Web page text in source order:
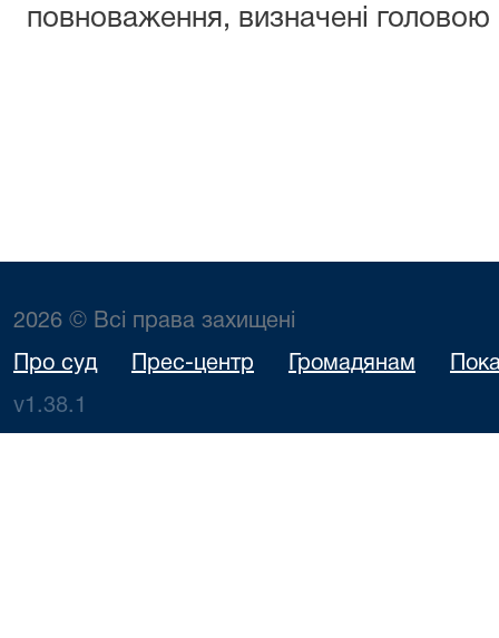
повноваження, визначені головою
2026 © Всі права захищені
Про суд Прес-центр Громадянам
v1.38.1